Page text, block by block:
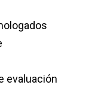
evaluación